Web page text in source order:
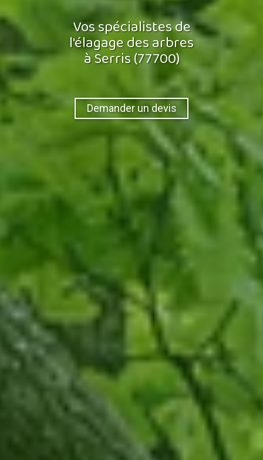
Vos spécialistes de
l'élagage des arbres
à Serris (77700)
Demander un devis